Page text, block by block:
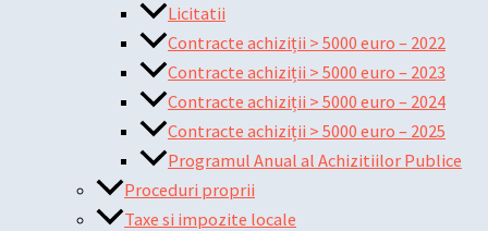
Licitatii
Contracte achiziții > 5000 euro – 2022
Contracte achiziții > 5000 euro – 2023
Contracte achiziții > 5000 euro – 2024
Contracte achiziții > 5000 euro – 2025
Programul Anual al Achizitiilor Publice
Proceduri proprii
Taxe si impozite locale